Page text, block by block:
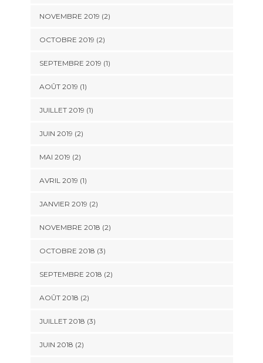
NOVEMBRE 2019 (2)
OCTOBRE 2019 (2)
SEPTEMBRE 2019 (1)
AOÛT 2019 (1)
JUILLET 2019 (1)
JUIN 2019 (2)
MAI 2019 (2)
AVRIL 2019 (1)
JANVIER 2019 (2)
NOVEMBRE 2018 (2)
OCTOBRE 2018 (3)
SEPTEMBRE 2018 (2)
AOÛT 2018 (2)
JUILLET 2018 (3)
JUIN 2018 (2)